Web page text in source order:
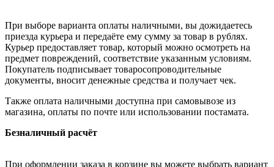
При выборе варианта оплаты наличными, вы дожидаетесь
приезда курьера и передаёте ему сумму за товар в рублях.
Курьер предоставляет товар, который можно осмотреть на
предмет повреждений, соответствие указанным условиям.
Покупатель подписывает товаросопроводительные
документы, вносит денежные средства и получает чек.
Также оплата наличными доступна при самовывозе из
магазина, оплаты по почте или использовании постамата.
Безналичный расчёт
При оформлении заказа в корзине вы можете выбрать вариант